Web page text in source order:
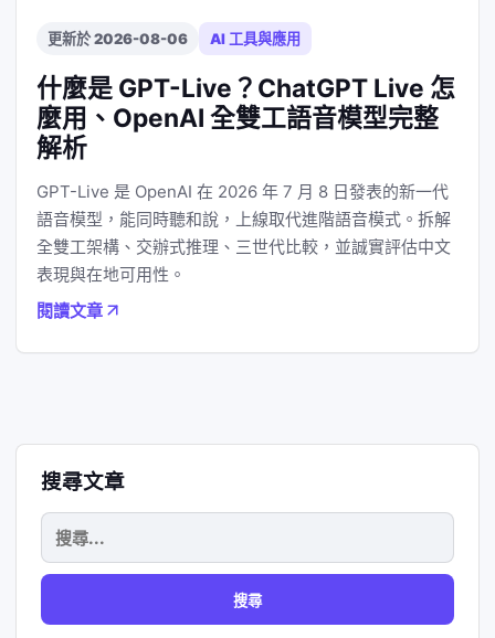
更新於 2026-08-06 AI 工具與應用
什麼是 GPT-Live？ChatGPT Live 怎
麼用、OpenAI 全雙工語音模型完整
解析
GPT-Live 是 OpenAI 在 2026 年 7 月 8 日發表的新一代
語音模型，能同時聽和說，上線取代進階語音模式。拆解
全雙工架構、交辦式推理、三世代比較，並誠實評估中文
表現與在地可用性。
閱讀文章
搜尋文章
搜
尋
關